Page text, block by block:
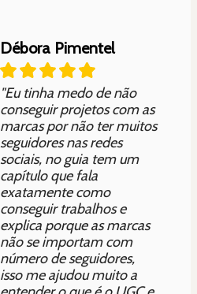
Débora Pimentel
"Eu tinha medo de não
conseguir projetos com as
marcas por não ter muitos
seguidores nas redes
sociais, no guia tem um
capítulo que fala
exatamente como
conseguir trabalhos e
explica porque as marcas
não se importam com
número de seguidores,
isso me ajudou muito a